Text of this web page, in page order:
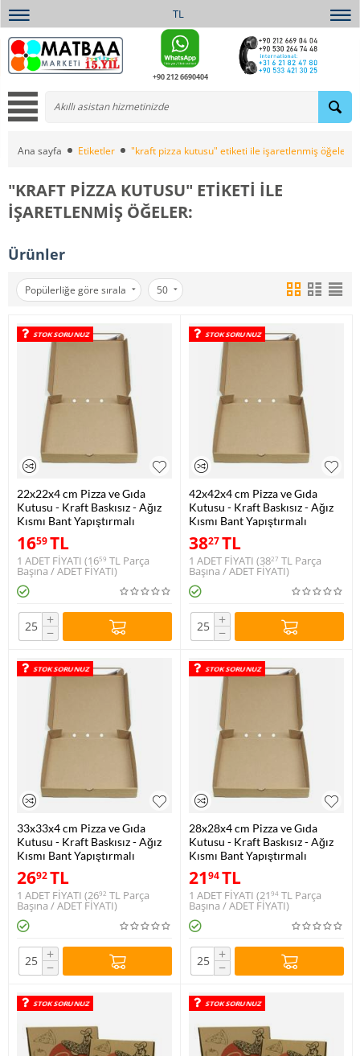
TL
+90 212 6690404
Ana sayfa Etiketler "kraft pizza kutusu" etiketi ile işaretlenmiş öğeler:
"KRAFT PIZZA KUTUSU" ETIKETI ILE
IŞARETLENMIŞ ÖĞELER:
Ürünler
Popülerliğe göre sırala 50
STOK SORUNUZ
22x22x4 cm Pizza ve Gıda
Kutusu - Kraft Baskısız - Ağız
Kısmı Bant Yapıştırmalı
1659TL
1 ADET FİYATI (1659 TL Parça
Başına / ADET FİYATI)
+
−
STOK SORUNUZ
42x42x4 cm Pizza ve Gıda
Kutusu - Kraft Baskısız - Ağız
Kısmı Bant Yapıştırmalı
3827TL
1 ADET FİYATI (3827 TL Parça
Başına / ADET FİYATI)
+
−
STOK SORUNUZ
33x33x4 cm Pizza ve Gıda
Kutusu - Kraft Baskısız - Ağız
Kısmı Bant Yapıştırmalı
2692TL
1 ADET FİYATI (2692 TL Parça
Başına / ADET FİYATI)
+
−
STOK SORUNUZ
28x28x4 cm Pizza ve Gıda
Kutusu - Kraft Baskısız - Ağız
Kısmı Bant Yapıştırmalı
2194TL
1 ADET FİYATI (21 94 TL Parça
Başına / ADET FİYATI)
+
−
STOK SORUNUZ STOK SORUNUZ